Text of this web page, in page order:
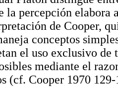
la percepción elabora
de Cooper,
conceptos
el uso exclusivo de
mediante el
(cf. Cooper 1970